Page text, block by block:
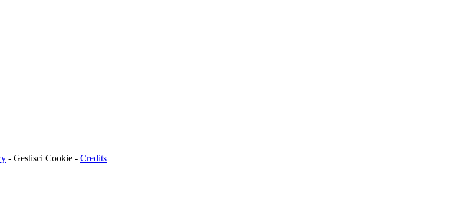
- Gestisci Cookie - Credits